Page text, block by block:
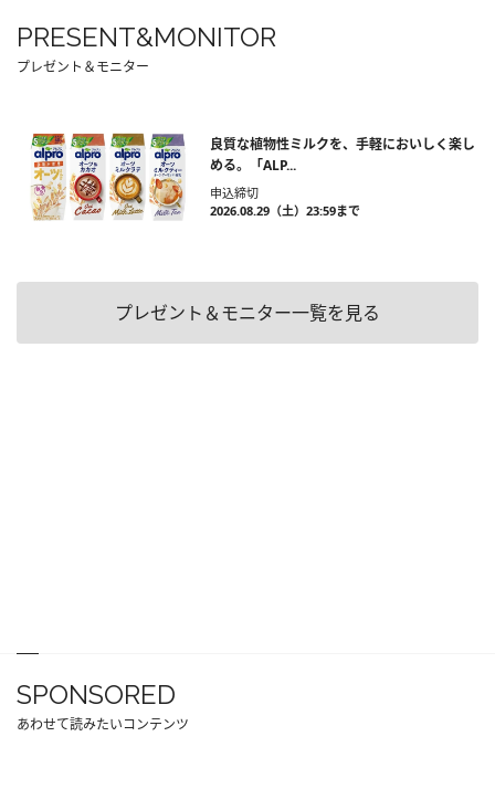
PRESENT&MONITOR
プレゼント＆モニター
良質な植物性ミルクを、手軽においしく楽し
める。「ALP...
申込締切
2026.08.29（土）23:59まで
プレゼント＆モニター一覧を見る
SPONSORED
あわせて読みたいコンテンツ